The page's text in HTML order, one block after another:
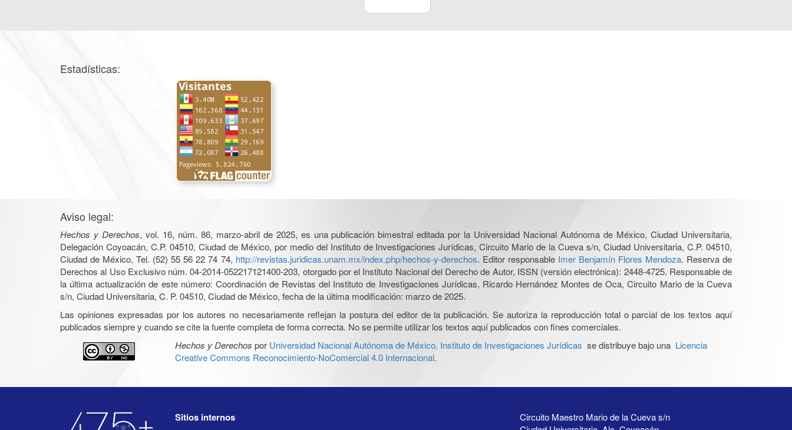
Estadísticas:
Aviso legal:
Hechos y Derechos, vol. 16, núm. 86, marzo-abril de 2025, es una publicación bimestral editada por la Universidad Nacional Autónoma de México, Ciudad Universitaria,
Delegación Coyoacán, C.P. 04510, Ciudad de México, por medio del Instituto de Investigaciones Jurídicas, Circuito Mario de la Cueva s/n, Ciudad Universitaria, C.P. 04510,
Ciudad de México, Tel. (52) 55 56 22 74 74, http://revistas.juridicas.unam.mx/index.php/hechos-y-derechos. Editor responsable Imer Benjamín Flores Mendoza. Reserva de
Derechos al Uso Exclusivo núm. 04-2014-052217121400-203, otorgado por el Instituto Nacional del Derecho de Autor, ISSN (versión electrónica): 2448-4725. Responsable de
la última actualización de este número: Coordinación de Revistas del Instituto de Investigaciones Jurídicas, Ricardo Hernández Montes de Oca, Circuito Mario de la Cueva
s/n, Ciudad Universitaria, C. P. 04510, Ciudad de México, fecha de la última modificación: marzo de 2025.
Las opiniones expresadas por los autores no necesariamente reflejan la postura del editor de la publicación. Se autoriza la reproducción total o parcial de los textos aquí
publicados siempre y cuando se cite la fuente completa de forma correcta. No se permite utilizar los textos aquí publicados con fines comerciales.
Hechos y Derechos por Universidad Nacional Autónoma de México, Instituto de Investigaciones Jurídicas se distribuye bajo una Licencia
Creative Commons Reconocimiento-NoComercial 4.0 Internacional.
Sitios internos
Circuito Maestro Mario de la Cueva s/n